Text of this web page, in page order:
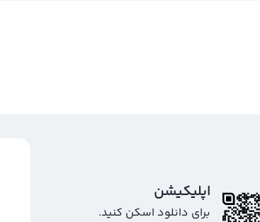
اپلیکیشن
برای دانلود اسکن کنید.